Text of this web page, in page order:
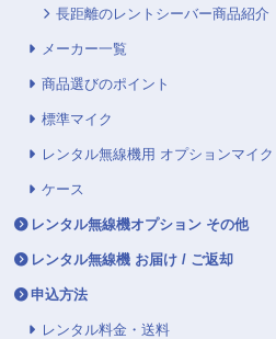
長距離のレントシーバー商品紹介
メーカー一覧
商品選びのポイント
標準マイク
レンタル無線機用 オプションマイク
ケース
レンタル無線機オプション その他
レンタル無線機 お届け / ご返却
申込方法
レンタル料金・送料